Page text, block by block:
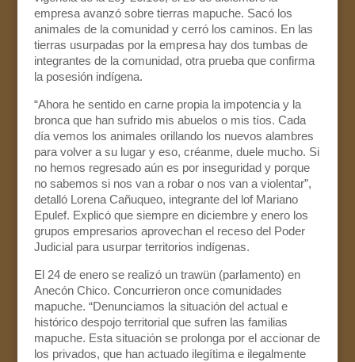
empresa avanzó sobre tierras mapuche. Sacó los
animales de la comunidad y cerró los caminos. En las
tierras usurpadas por la empresa hay dos tumbas de
integrantes de la comunidad, otra prueba que confirma
la posesión indígena.
“Ahora he sentido en carne propia la impotencia y la
bronca que han sufrido mis abuelos o mis tíos. Cada
día vemos los animales orillando los nuevos alambres
para volver a su lugar y eso, créanme, duele mucho. Si
no hemos regresado aún es por inseguridad y porque
no sabemos si nos van a robar o nos van a violentar”,
detalló Lorena Cañuqueo, integrante del lof Mariano
Epulef. Explicó que siempre en diciembre y enero los
grupos empresarios aprovechan el receso del Poder
Judicial para usurpar territorios indígenas.
El 24 de enero se realizó un trawün (parlamento) en
Anecón Chico. Concurrieron once comunidades
mapuche. “Denunciamos la situación del actual e
histórico despojo territorial que sufren las familias
mapuche. Esta situación se prolonga por el accionar de
los privados, que han actuado ilegítima e ilegalmente